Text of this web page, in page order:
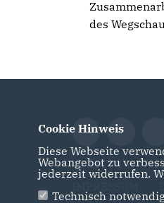
des
Cookie Hinweis
Diese Webseite
Webangebot zu
jederzeit widerrufen.
Technisch